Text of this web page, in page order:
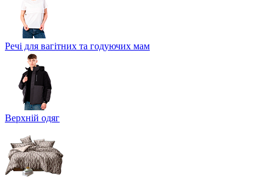
Речі для вагітних та годуючих мам
Верхній одяг